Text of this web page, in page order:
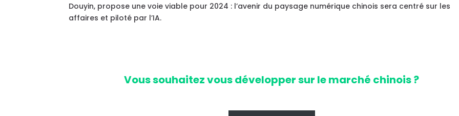
Douyin, propose une voie viable pour 2024 : l’avenir du paysage numérique chinois sera centré sur les
affaires et piloté par l’IA.
Vous souhaitez vous développer sur le marché chinois ?